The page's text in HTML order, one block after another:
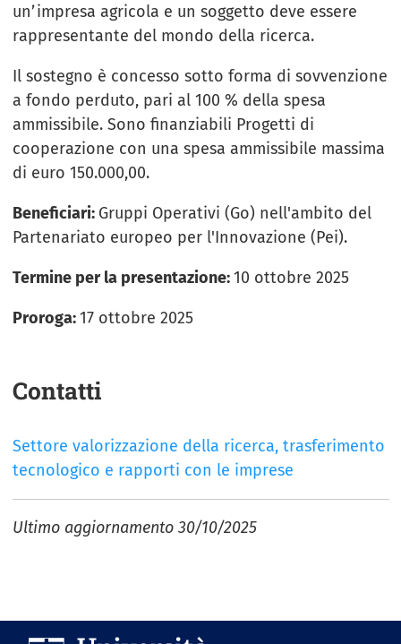
un’impresa agricola e un soggetto deve essere
rappresentante del mondo della ricerca.
Il sostegno è concesso sotto forma di sovvenzione
a fondo perduto, pari al 100 % della spesa
ammissibile. Sono finanziabili Progetti di
cooperazione con una spesa ammissibile massima
di euro 150.000,00.
Beneficiari: Gruppi Operativi (Go) nell'ambito del
Partenariato europeo per l'Innovazione (Pei).
Termine per la presentazione:10 ottobre 2025
Proroga:17 ottobre 2025
Contatti
Settore valorizzazione della ricerca, trasferimento
tecnologico e rapporti con le imprese
Ultimo aggiornamento 30/10/2025